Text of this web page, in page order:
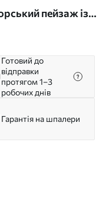
пейзаж із
воді w05687
Готовий до
відправки
протягом 1–3
робочих днів
Гарантія на шпалери